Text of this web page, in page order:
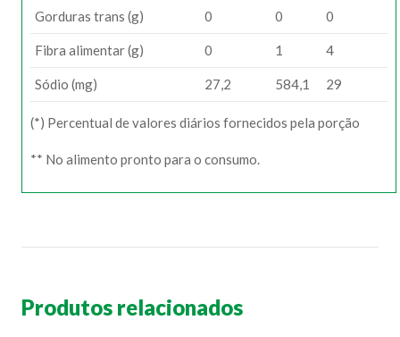
Gorduras trans (g) 0 0 0
Fibra alimentar (g) 0 1 4
Sódio (mg) 27,2 584,1 29
(*) Percentual de valores diários fornecidos pela porção
** No alimento pronto para o consumo.
Produtos relacionados